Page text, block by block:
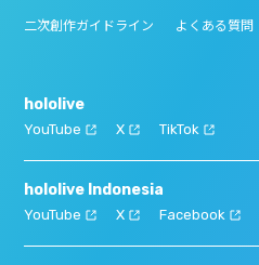
二次創作ガイドライン よくある質問
hololive
YouTube X TikTok
hololive Indonesia
YouTube X Facebook